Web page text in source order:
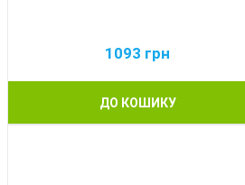
1093 грн
ДО КОШИКУ